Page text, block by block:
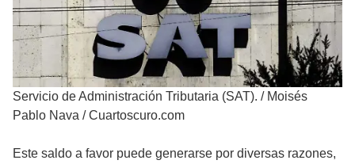
Servicio de Administración Tributaria (SAT). / Moisés
Pablo Nava / Cuartoscuro.com
Este saldo a favor puede generarse por diversas razones,